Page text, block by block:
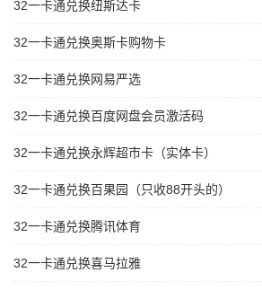
32一卡通兑换纽斯达卡
32一卡通兑换奥斯卡购物卡
32一卡通兑换网易严选
32一卡通兑换百度网盘会员激活码
32一卡通兑换永辉超市卡（实体卡）
32一卡通兑换百果园（只收88开头的）
32一卡通兑换腾讯体育
32一卡通兑换喜马拉雅